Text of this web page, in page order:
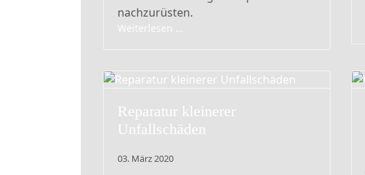
nachzurüsten.
Weiterlesen …
Reparatur kleinerer
Unfallschäden
03. März 2020